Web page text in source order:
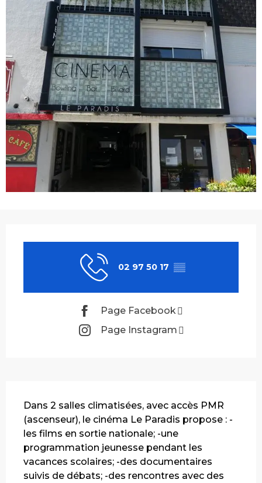
02 97 50 17 ▒▒
Page Facebook
Page Instagram
Dans 2 salles climatisées, avec accès PMR
(ascenseur), le cinéma Le Paradis propose : -
les films en sortie nationale; -une
programmation jeunesse pendant les
vacances scolaires; -des documentaires
suivis de débats; -des rencontres avec des